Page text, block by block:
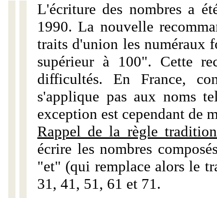
L'écriture des nombres a
1990. La nouvelle
traits d'union les numéraux
supérieur à 100". Cette
difficultés. En France,
s'applique pas aux noms
exception est cependant de
Rappel de la règle
écrire les nombres
"et" (qui remplace alors le
31, 41, 51, 61 et 71.